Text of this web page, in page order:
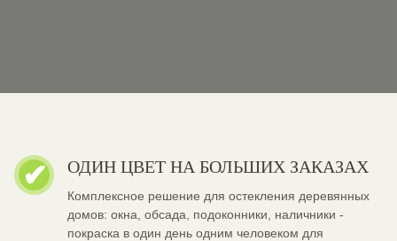
ОДИН ЦВЕТ НА БОЛЬШИХ ЗАКАЗАХ
Комплексное решение для остекления деревянных
домов: окна, обсада, подоконники, наличники -
покраска в один день одним человеком для